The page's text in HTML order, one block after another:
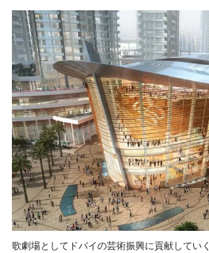
歌劇場としてドバイの芸術振興に貢献していく